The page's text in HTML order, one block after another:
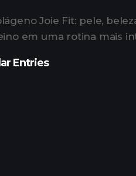
Joie Fit: pele,
em uma rotina mais
Entries